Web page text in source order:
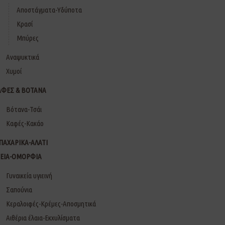
Αποστάγματα-Υδύποτα
Κρασί
Μπύρες
Αναψυκτικά
Χυμοί
& ΒΟΤΑΝΑ
Βότανα-Τσάι
Καφές-Κακάο
ΑΛΑΤΙ
ΟΜΟΡΦΙΑ
Γυναικεία υγιεινή
Σαπούνια
Κεραλοιφές-Κρέμες-Αποσμητικά
Αιθέρια έλαια-Εκχυλίσματα